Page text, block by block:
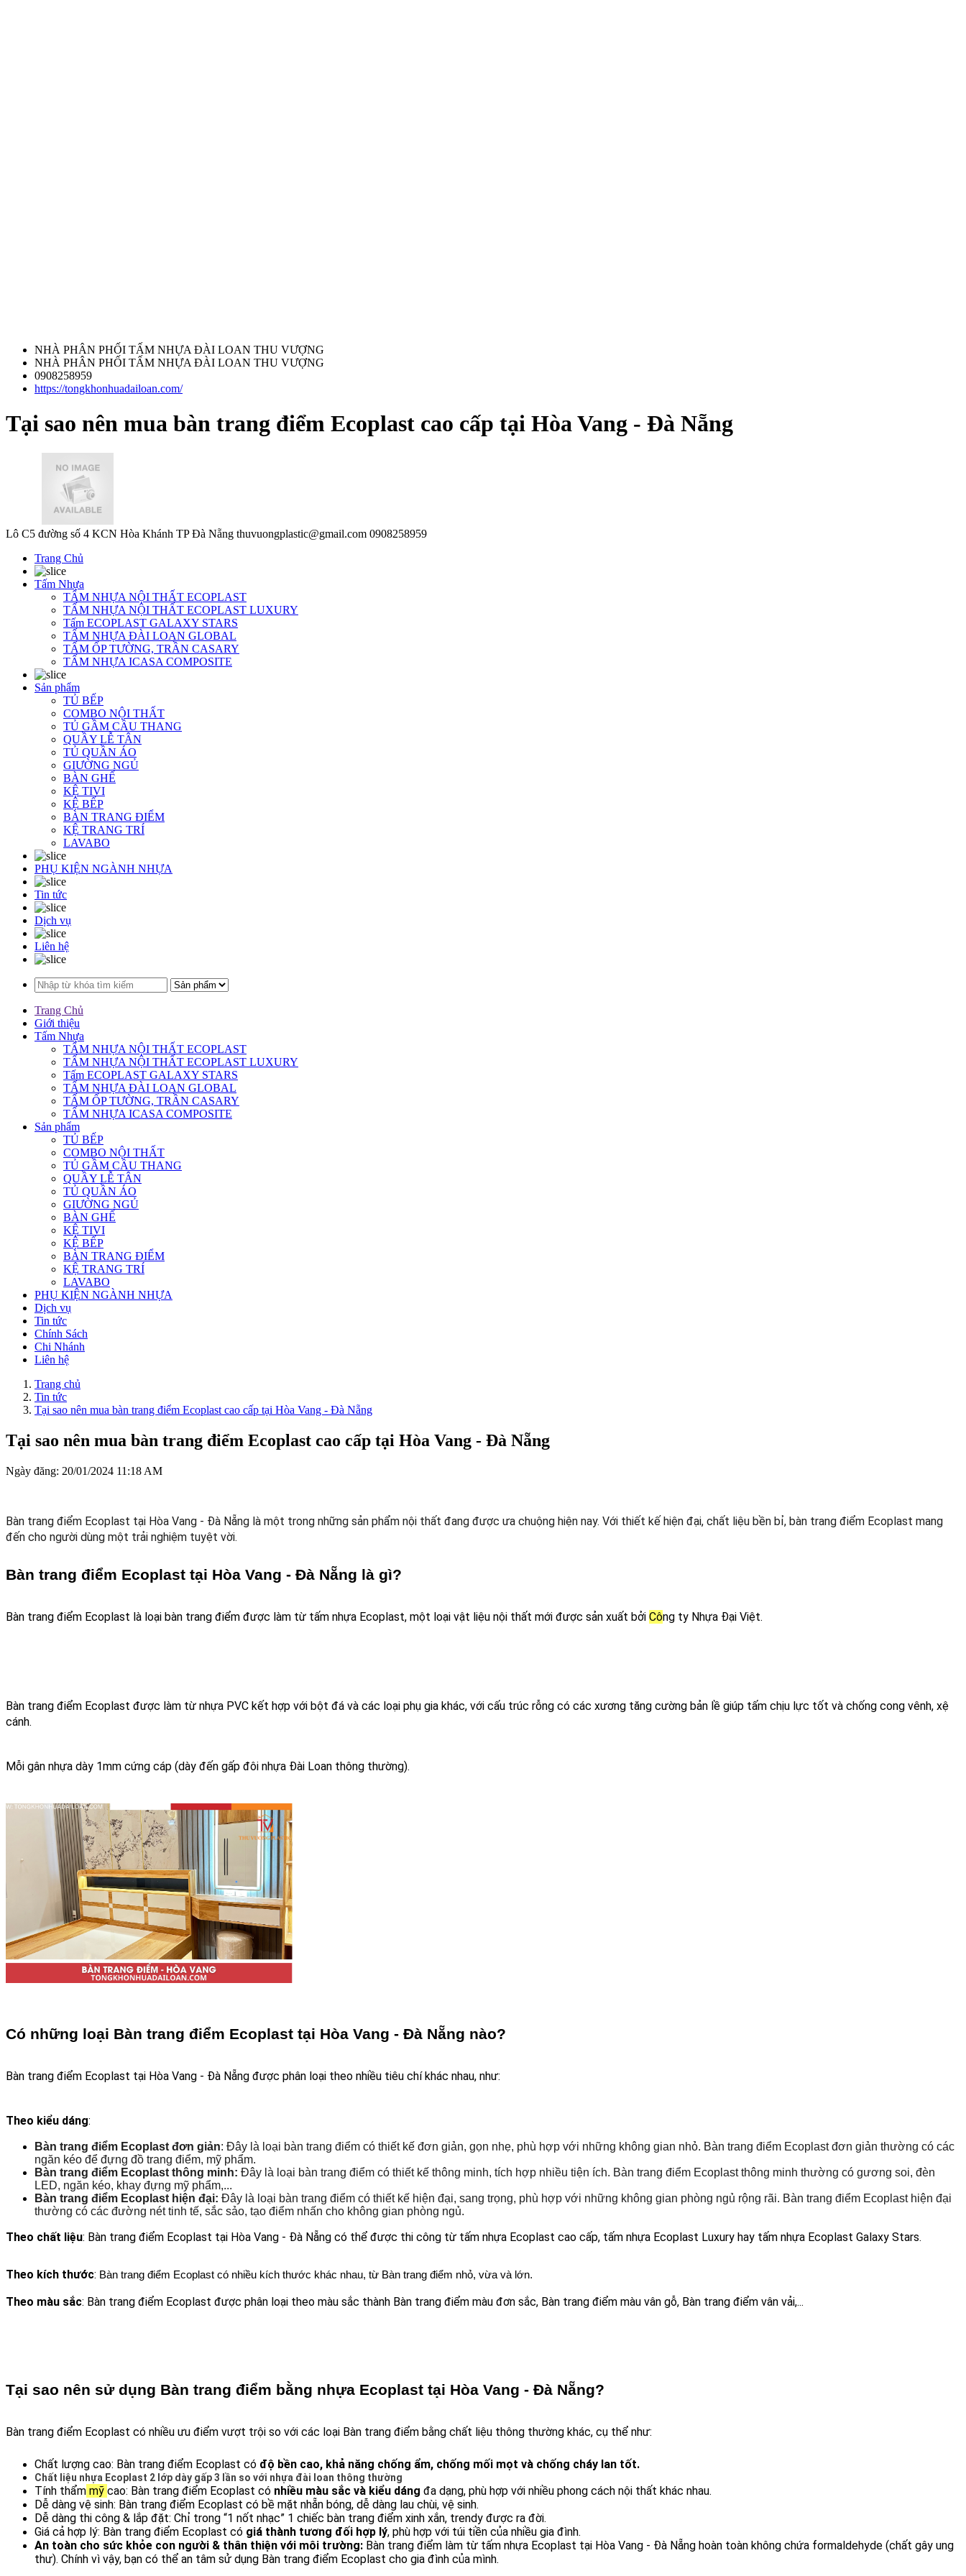
NHÀ PHÂN PHỐI TẤM NHỰA ĐÀI LOAN THU VƯỢNG
NHÀ PHÂN PHỐI TẤM NHỰA ĐÀI LOAN THU VƯỢNG
0908258959
https://tongkhonhuadailoan.com/
Tại sao nên mua bàn trang điểm Ecoplast cao cấp tại Hòa Vang - Đà Nẵng
Lô C5 đường số 4 KCN Hòa Khánh TP Đà Nẵng thuvuongplastic@gmail.com 0908258959
Trang Chủ
Tấm Nhựa
TẤM NHỰA NỘI THẤT ECOPLAST
TẤM NHỰA NỘI THẤT ECOPLAST LUXURY
Tấm ECOPLAST GALAXY STARS
TẤM NHỰA ĐÀI LOAN GLOBAL
TẤM ỐP TƯỜNG, TRẦN CASARY
TẤM NHỰA ICASA COMPOSITE
Sản phẩm
TỦ BẾP
COMBO NỘI THẤT
TỦ GẦM CẦU THANG
QUẦY LỄ TÂN
TỦ QUẦN ÁO
GIƯỜNG NGỦ
BÀN GHẾ
KỆ TIVI
KỆ BẾP
BÀN TRANG ĐIỂM
KỆ TRANG TRÍ
LAVABO
PHỤ KIỆN NGÀNH NHỰA
Tin tức
Dịch vụ
Liên hệ
Trang Chủ
Giới thiệu
Tấm Nhựa
TẤM NHỰA NỘI THẤT ECOPLAST
TẤM NHỰA NỘI THẤT ECOPLAST LUXURY
Tấm ECOPLAST GALAXY STARS
TẤM NHỰA ĐÀI LOAN GLOBAL
TẤM ỐP TƯỜNG, TRẦN CASARY
TẤM NHỰA ICASA COMPOSITE
Sản phẩm
TỦ BẾP
COMBO NỘI THẤT
TỦ GẦM CẦU THANG
QUẦY LỄ TÂN
TỦ QUẦN ÁO
GIƯỜNG NGỦ
BÀN GHẾ
KỆ TIVI
KỆ BẾP
BÀN TRANG ĐIỂM
KỆ TRANG TRÍ
LAVABO
PHỤ KIỆN NGÀNH NHỰA
Dịch vụ
Tin tức
Chính Sách
Chi Nhánh
Liên hệ
Trang chủ
Tin tức
Tại sao nên mua bàn trang điểm Ecoplast cao cấp tại Hòa Vang - Đà Nẵng
Tại sao nên mua bàn trang điểm Ecoplast cao cấp tại Hòa Vang - Đà Nẵng
Ngày đăng: 20/01/2024 11:18 AM
Bàn trang điểm Ecoplast tại Hòa Vang - Đà Nẵng là một trong những sản phẩm nội thất đang được ưa chuộng hiện nay. Với thiết kế hiện đại, chất liệu bền bỉ, bàn trang điểm Ecoplast mang
đến cho người dùng một trải nghiệm tuyệt vời.
Bàn trang điểm Ecoplast tại Hòa Vang - Đà Nẵng là gì?
Bàn trang điểm Ecoplast là loại bàn trang điểm được làm từ tấm nhựa Ecoplast, một loại vật liệu nội thất mới được sản xuất bởi Công ty Nhựa Đại Việt.
Bàn trang điểm Ecoplast được làm từ nhựa PVC kết hợp với bột đá và các loại phụ gia khác, với cấu trúc rỗng có các xương tăng cường bản lề giúp tấm chịu lực tốt và chống cong vênh, xệ
cánh.
Mỗi gân nhựa dày 1mm cứng cáp (dày đến gấp đôi nhựa Đài Loan thông thường).
Có những loại Bàn trang điểm Ecoplast tại Hòa Vang - Đà Nẵng nào?
Bàn trang điểm Ecoplast tại Hòa Vang - Đà Nẵng được phân loại theo nhiều tiêu chí khác nhau, như:
Theo kiểu dáng:
Bàn trang điểm Ecoplast đơn giản: Đây là loại bàn trang điểm có thiết kế đơn giản, gọn nhẹ, phù hợp với những không gian nhỏ. Bàn trang điểm Ecoplast đơn giản thường có các
ngăn kéo để đựng đồ trang điểm, mỹ phẩm.
Bàn trang điểm Ecoplast thông minh: Đây là loại bàn trang điểm có thiết kế thông minh, tích hợp nhiều tiện ích. Bàn trang điểm Ecoplast thông minh thường có gương soi, đèn
LED, ngăn kéo, khay đựng mỹ phẩm,...
Bàn trang điểm Ecoplast hiện đại: Đây là loại bàn trang điểm có thiết kế hiện đại, sang trọng, phù hợp với những không gian phòng ngủ rộng rãi. Bàn trang điểm Ecoplast hiện đại
thường có các đường nét tinh tế, sắc sảo, tạo điểm nhấn cho không gian phòng ngủ.
Theo chất liệu: Bàn trang điểm Ecoplast tại Hòa Vang - Đà Nẵng có thể được thi công từ tấm nhựa Ecoplast cao cấp, tấm nhựa Ecoplast Luxury hay tấm nhựa Ecoplast Galaxy Stars.
Theo kích thước: Bàn trang điểm Ecoplast có nhiều kích thước khác nhau, từ Bàn trang điểm nhỏ, vừa và lớn.
Theo màu sắc: Bàn trang điểm Ecoplast được phân loại theo màu sắc thành Bàn trang điểm màu đơn sắc, Bàn trang điểm màu vân gỗ, Bàn trang điểm vân vải,...
Tại sao nên sử dụng Bàn trang điểm bằng nhựa Ecoplast tại Hòa Vang - Đà Nẵng?
Bàn trang điểm Ecoplast có nhiều ưu điểm vượt trội so với các loại Bàn trang điểm bằng chất liệu thông thường khác, cụ thể như:
Chất lượng cao: Bàn trang điểm Ecoplast có độ bền cao, khả năng chống ẩm, chống mối mọt và chống cháy lan tốt.
Chất liệu nhựa Ecoplast 2 lớp dày gấp 3 lần so với nhựa đài loan thông thường
Tính thẩm mỹ cao: Bàn trang điểm Ecoplast có nhiều màu sắc và kiểu dáng đa dạng, phù hợp với nhiều phong cách nội thất khác nhau.
Dễ dàng vệ sinh: Bàn trang điểm Ecoplast có bề mặt nhẵn bóng, dễ dàng lau chùi, vệ sinh.
Dễ dàng thi công & lắp đặt: Chỉ trong “1 nốt nhạc” 1 chiếc bàn trang điểm xinh xắn, trendy được ra đời.
Giá cả hợp lý: Bàn trang điểm Ecoplast có giá thành tương đối hợp lý, phù hợp với túi tiền của nhiều gia đình.
An toàn cho sức khỏe con người & thân thiện với môi trường: Bàn trang điểm làm từ tấm nhựa Ecoplast tại Hòa Vang - Đà Nẵng hoàn toàn không chứa formaldehyde (chất gây ung
thư). Chính vì vậy, bạn có thể an tâm sử dụng Bàn trang điểm Ecoplast cho gia đình của mình.